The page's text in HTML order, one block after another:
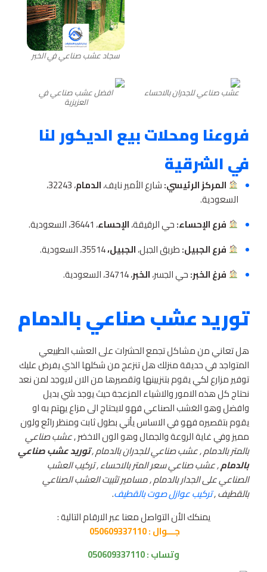
سجاد عشب صناعي في الخبر
عشب صناعي للجدران بالاحساء افضل عشب صناعي في
العزيزية
فروعنا ومحلات بيع الديكور لنا
في الشرقية
المركز الرئيسي:شارع الأمير نايف،الدمام
، 32243،
السعودية.
فرع الإحساء:حي الرقيقة،الإحساء، 36441، السعودية.
فرع الجبيل:طريق الجبل،الجبيل،35514، السعودية.
فرغ الخبر:حي الجسر،الخبر، 34714، السعودية.
توريد عشب صناعي بالدمام
هل تعاني من مشاكل تجمع الحشرات على العشب الطبيعي
المتواجد في حديقة منزلك هل تنزعج من شكلها الذي يفرض عليك
توفير مزارع لكي يقوم بتنزيينها وتقصيرها من الان لايوجد لمن نعد
نحتاج كل هذه الامور والاشياء المزعجة حيث يوجد شي بديل
وافضل وهو الغشب الصناعي فهو لايحتاج الى مزاع يهتم به او
يقوم بتقصيره فهو في الاساس يأتي بطول ثابت ومنظر رائع ولون
مميز وفي غاية الروعة والجمال وهو الون الاخضر ,عشب صناعي
بالمتر بالدمام , عشب صناعي للجدران بالدمام ,توريد عشب صناعي
بالدمام, عشب صناعي سعر المتر بالاحساء , تركيب العشب
الصناعي على الجدار بالدمام , مسامير تثبيت العشب الصناعي
بالقطيف ,تركيب عوازل صوت بالقطيف.
يمنكك الأن التواصل معنا عبر الارقام التالية :
جـــوال : 050609337110
وتساب :050609337110